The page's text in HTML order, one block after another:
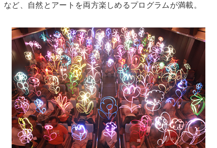
など、自然とアートを両方楽しめるプログラムが満載。